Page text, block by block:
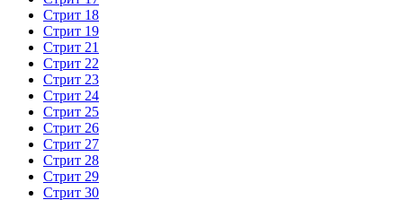
Стрит 18
Стрит 19
Стрит 21
Стрит 22
Стрит 23
Стрит 24
Стрит 25
Стрит 26
Стрит 27
Стрит 28
Стрит 29
Стрит 30